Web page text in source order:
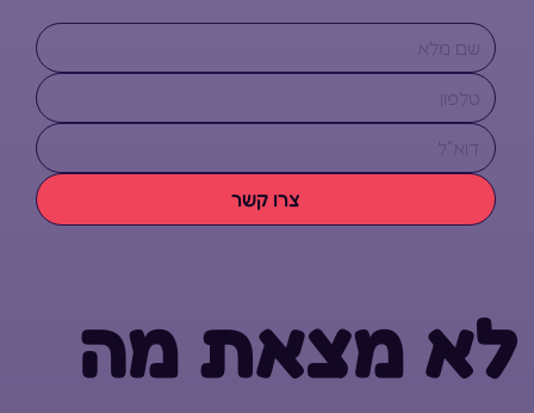
לא מצאת מה
צרו קשר